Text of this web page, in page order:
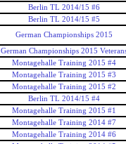
Berlin TL 2014/15 #6
Berlin TL 2014/15 #5
German Championships 2015
German Championships 2015
Montagehalle Training 2015 #4
Montagehalle Training 2015 #3
Montagehalle Training 2015 #2
Berlin TL 2014/15 #4
Montagehalle Training 2015 #1
Montagehalle Training 2014 #7
Montagehalle Training 2014 #6